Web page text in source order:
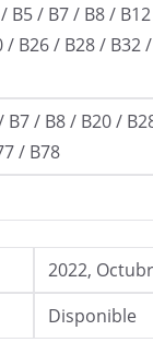
B5 / B7 / B8 /
/ B26 / B28 / B32
B7 / B8 / B20 /
/ B78
2022,
Disponible